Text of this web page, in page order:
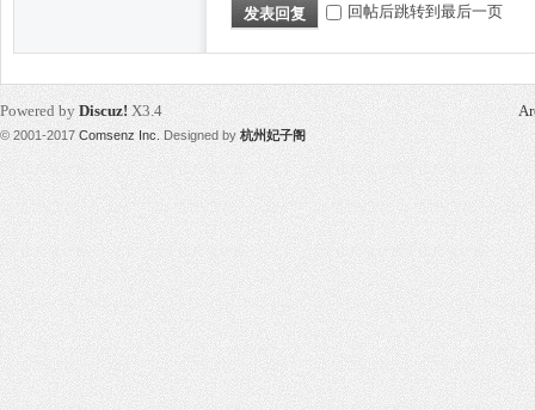
发表回复 回帖后跳转到最后一页
Powered by Discuz! X3.4
© 2001-2017 Comsenz Inc. Designed by 杭州妃子阁